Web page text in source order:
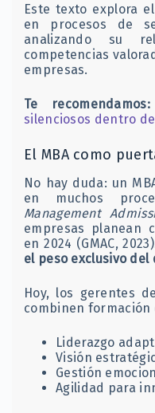
Este texto explora
en procesos de
analizando su
competencias
empresas.
Te recomendamos:
silenciosos dentro
El MBA como
No hay duda: un
en muchos
Management
empresas planean
en 2024 (GMAC,
el peso exclusivo
Hoy, los gerentes
combinen formación
Liderazgo
Visión
Gestión
Agilidad para